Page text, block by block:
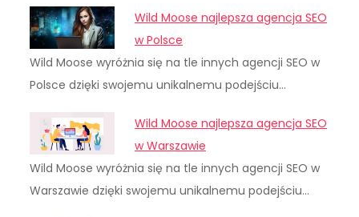
Wild Moose najlepsza agencja SEO
w Polsce
Wild Moose wyróżnia się na tle innych agencji SEO w
Polsce dzięki swojemu unikalnemu podejściu…
Wild Moose najlepsza agencja SEO
w Warszawie
Wild Moose wyróżnia się na tle innych agencji SEO w
Warszawie dzięki swojemu unikalnemu podejściu…